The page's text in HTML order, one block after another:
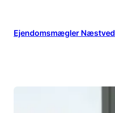
indhold
Ejendomsmægler Næstved